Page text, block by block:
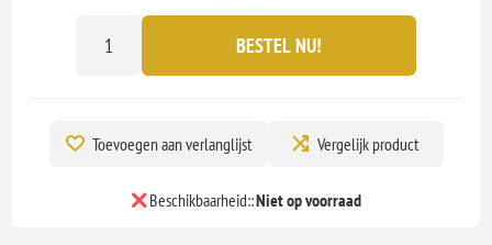
BESTEL NU!
Toevoegen aan verlanglijst Vergelijk product
Beschikbaarheid::Niet op voorraad